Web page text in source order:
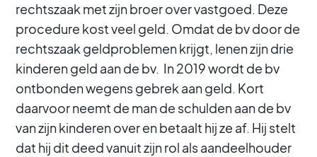
rechtszaak met zijn broer over vastgoed. Deze
procedure kost veel geld. Omdat de bv door de
rechtszaak geldproblemen krijgt, lenen zijn drie
kinderen geld aan de bv. In 2019 wordt de bv
ontbonden wegens gebrek aan geld. Kort
daarvoor neemt de man de schulden aan de bv
van zijn kinderen over en betaalt hij ze af. Hij stelt
dat hij dit deed vanuit zijn rol als aandeelhouder